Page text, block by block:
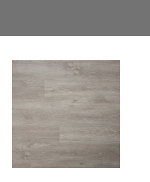
de
hoofdinhoud